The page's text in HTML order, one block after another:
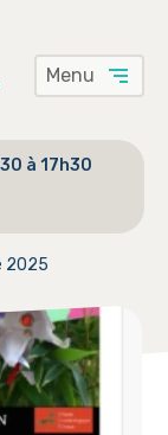
à 17h30
Rechercher
Menu
2025